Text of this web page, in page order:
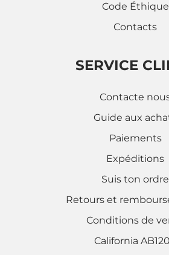
Code Éthique
Contacts
SERVICE
Contacte
Guide aux
Paiements
Expéditions
Suis ton ordre
Retours et
Conditions de
California